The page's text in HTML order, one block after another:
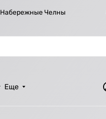
Набережные Челны
Еще